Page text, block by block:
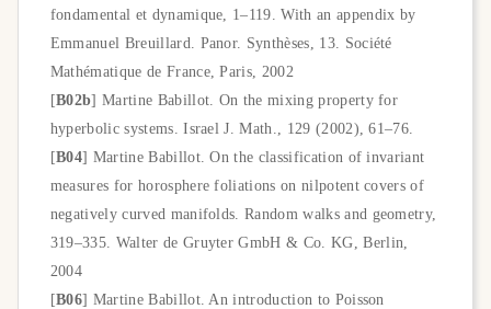
fondamental et dynamique, 1–119. With an appendix by
Emmanuel Breuillard. Panor. Synthèses, 13. Société
Mathématique de France, Paris, 2002
[B02b] Martine Babillot. On the mixing property for
hyperbolic systems. Israel J. Math., 129 (2002), 61–76.
[B04] Martine Babillot. On the classification of invariant
measures for horosphere foliations on nilpotent covers of
negatively curved manifolds. Random walks and geometry,
319–335. Walter de Gruyter GmbH & Co. KG, Berlin,
2004
[B06] Martine Babillot. An introduction to Poisson